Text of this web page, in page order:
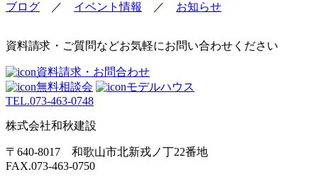
ブログ ／ イベント情報 ／ お知らせ
資料請求・ご質問などお気軽にお問い合わせください
資料請求・お問合わせ
無料相談会
モデルハウス
TEL.073-463-0748
株式会社和秋建設
〒640-8017 和歌山市北新戎ノ丁22番地
FAX.073-463-0750